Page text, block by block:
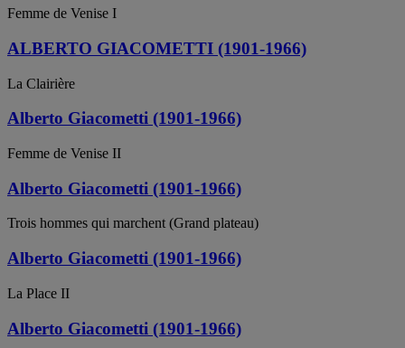
Femme de Venise I
ALBERTO GIACOMETTI (1901-1966)
La Clairière
Alberto Giacometti (1901-1966)
Femme de Venise II
Alberto Giacometti (1901-1966)
Trois hommes qui marchent (Grand plateau)
Alberto Giacometti (1901-1966)
La Place II
Alberto Giacometti (1901-1966)